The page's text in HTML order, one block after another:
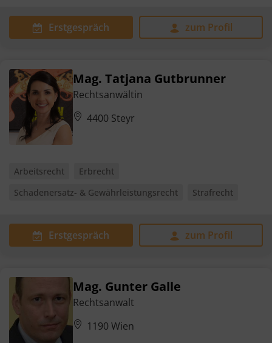
Erstgespräch zum Profil
Mag. Tatjana Gutbrunner
Rechtsanwältin
4400 Steyr
Arbeitsrecht
Erbrecht
Schadenersatz- & Gewährleistungsrecht
Strafrecht
Erstgespräch zum Profil
Mag. Gunter Galle
Rechtsanwalt
1190 Wien